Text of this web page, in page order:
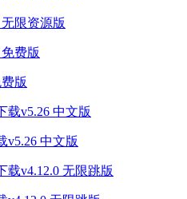
限资源版
版
v5.26 中文版